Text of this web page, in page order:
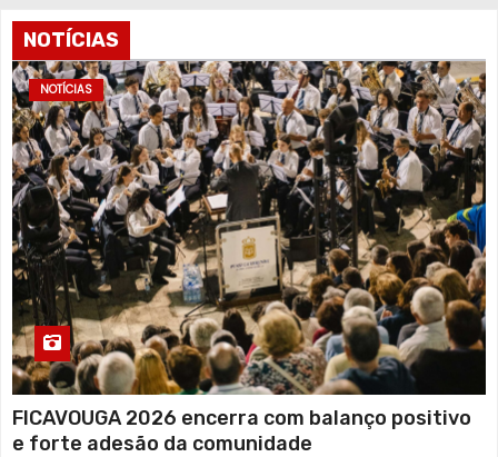
NOTÍCIAS
NOTÍCIAS
FICAVOUGA 2026 encerra com balanço positivo
e forte adesão da comunidade